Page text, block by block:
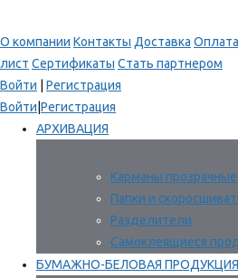
О компании Контакты Доставка Оплата
лист Сертификаты Стать партнером
Войти
Регистрация
Войти Регистрация
АРХИВАЦИЯ
Карманы прозрачные
Папки и
Разделители
Самоклеящиеся
БУМАЖНО-БЕЛОВАЯ ПРОДУКЦИЯ